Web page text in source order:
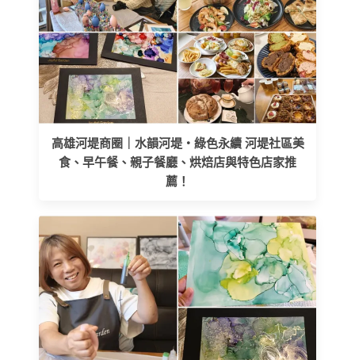
高雄河堤商圈｜水韻河堤‧綠色永續 河堤社區美
食、早午餐、親子餐廳、烘焙店與特色店家推
薦！